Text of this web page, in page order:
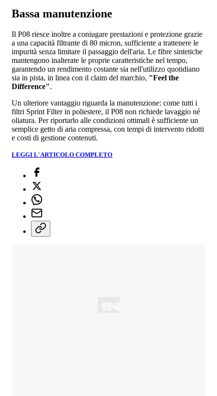
Bassa manutenzione
Il P08 riesce inoltre a coniugare prestazioni e protezione grazie
a una capacità filtrante di 80 micron, sufficiente a trattenere le
impurità senza limitare il passaggio dell'aria. Le fibre sintetiche
mantengono inalterate le proprie caratteristiche nel tempo,
garantendo un rendimento costante sia nell'utilizzo quotidiano
sia in pista, in linea con il claim del marchio, "Feel the
Difference".
Un ulteriore vantaggio riguarda la manutenzione: come tutti i
filtri Sprint Filter in poliestere, il P08 non richiede lavaggio né
oliatura. Per riportarlo alle condizioni ottimali è sufficiente un
semplice getto di aria compressa, con tempi di intervento ridotti
e costi di gestione contenuti.
LEGGI L'ARTICOLO COMPLETO